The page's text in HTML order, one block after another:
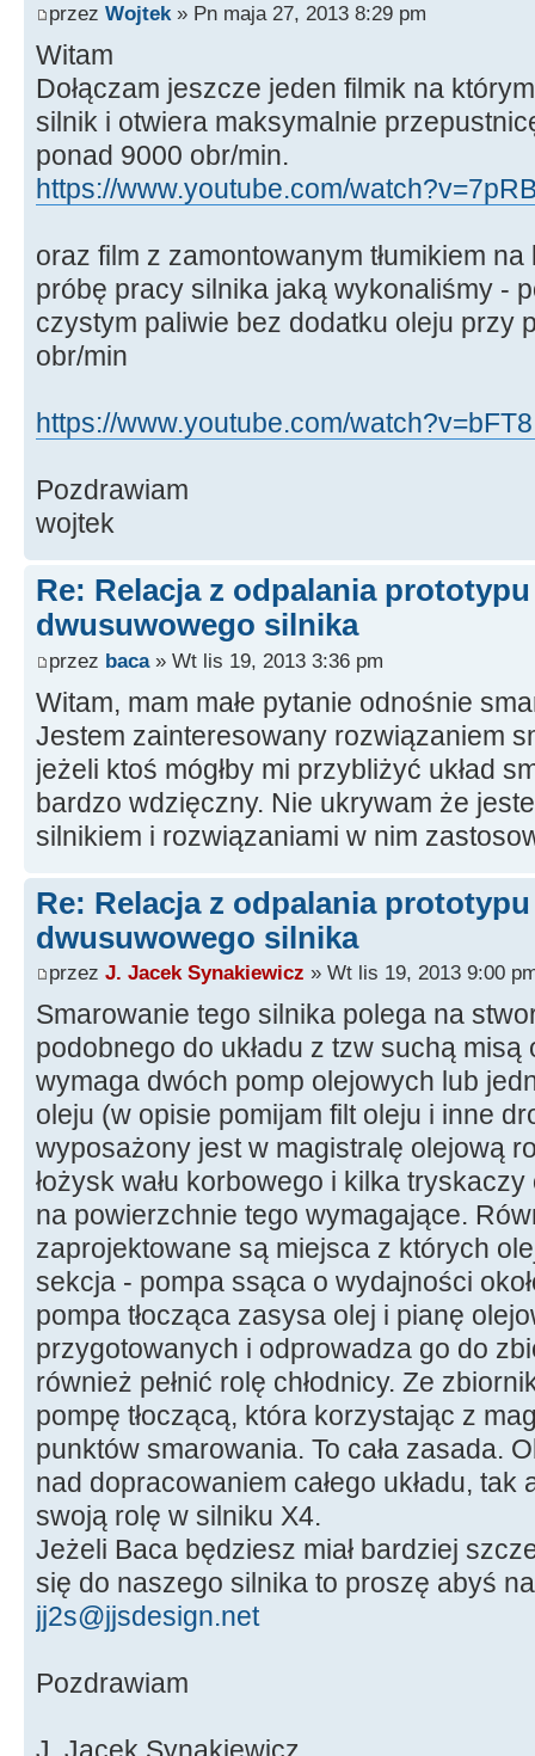
przez Wojtek» Pn maja 27, 2013 8:29 pm
Witam
Dołączam jeszcze jeden filmik na
silnik i otwiera maksymalnie
ponad 9000 obr/min.
https://www.youtube.com/
oraz film z zamontowanym tłumikiem
próbę pracy silnika jaką wykonaliśmy -
czystym paliwie bez dodatku oleju przy
obr/min
https://www.youtube.com/
Pozdrawiam
wojtek
Re: Relacja z odpalania
dwusuwowego silnika
przez baca» Wt lis 19, 2013 3:36 pm
Witam, mam małe pytanie odnośnie
Jestem zainteresowany rozwiązaniem
jeżeli ktoś mógłby mi przybliżyć układ
bardzo wdzięczny. Nie ukrywam że
silnikiem i rozwiązaniami w nim
Re: Relacja z odpalania
dwusuwowego silnika
przez J. Jacek Synakiewicz » Wt lis 19, 2013 9:00
Smarowanie tego silnika polega na
podobnego do układu z tzw suchą misą
wymaga dwóch pomp olejowych lub
oleju (w opisie pomijam filt oleju i inne
wyposażony jest w magistralę olejową
łożysk wału korbowego i kilka
na powierzchnie tego wymagające.
zaprojektowane są miejsca z których
sekcja - pompa ssąca o wydajności
pompa tłocząca zasysa olej i pianę
przygotowanych i odprowadza go do
również pełnić rolę chłodnicy. Ze
pompę tłoczącą, która korzystając z
punktów smarowania. To cała zasada.
nad dopracowaniem całego układu, tak
swoją rolę w silniku X4.
Jeżeli Baca będziesz miał bardziej
się do naszego silnika to proszę abyś
jj2s@jjsdesign.net
Pozdrawiam